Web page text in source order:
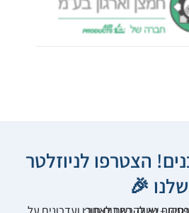
הצטרפו לניוזלטר
שלנו 🎉